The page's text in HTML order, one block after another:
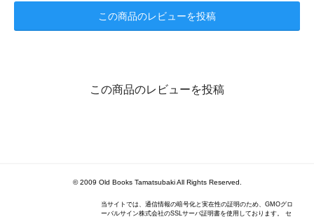
この商品のレビューを投稿
この商品のレビューを投稿
© 2009 Old Books Tamatsubaki All Rights Reserved.
当サイトでは、通信情報の暗号化と実在性の証明のため、GMOグロ
ーバルサイン株式会社のSSLサーバ証明書を使用しております。 セ